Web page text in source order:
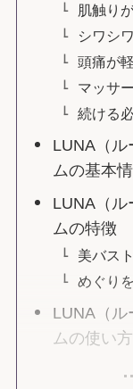
肌触り
シワシ
頭痛が
マッサ
続ける
LUNA（ル
ムの基本
LUNA（ル
ムの特徴
美バス
めぐり
LUNA（ル
ムの使い方